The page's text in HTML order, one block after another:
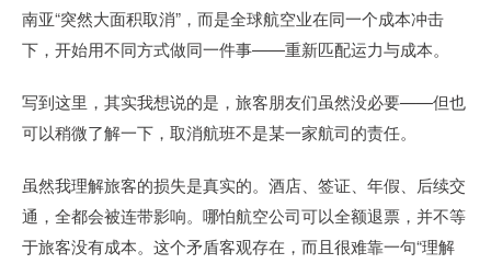
南亚“突然大面积取消”，而是全球航空业在同一个成本冲击
下，开始用不同方式做同一件事——重新匹配运力与成本。
写到这里，其实我想说的是，旅客朋友们虽然没必要——但也
可以稍微了解一下，取消航班不是某一家航司的责任。
虽然我理解旅客的损失是真实的。酒店、签证、年假、后续交
通，全都会被连带影响。哪怕航空公司可以全额退票，并不等
于旅客没有成本。这个矛盾客观存在，而且很难靠一句“理解